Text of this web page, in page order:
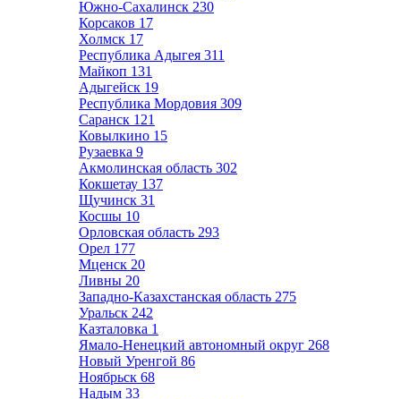
Южно-Сахалинск 230
Корсаков 17
Холмск 17
Республика Адыгея 311
Майкоп 131
Адыгейск 19
Республика Мордовия 309
Саранск 121
Ковылкино 15
Рузаевка 9
Акмолинская область 302
Кокшетау 137
Щучинск 31
Косшы 10
Орловская область 293
Орел 177
Мценск 20
Ливны 20
Западно-Казахстанская область 275
Уральск 242
Казталовка 1
Ямало-Ненецкий автономный округ 268
Новый Уренгой 86
Ноябрьск 68
Надым 33